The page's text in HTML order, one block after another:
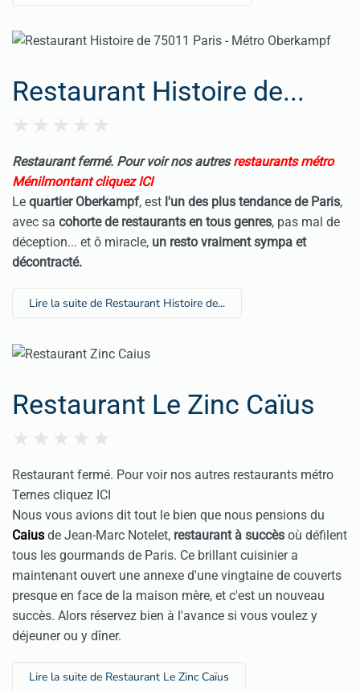
Restaurant Histoire de...
Restaurant fermé. Pour voir nos autresrestaurants métro
Ménilmontant cliquez ICI
Le quartier Oberkampf, est l'un des plus tendance de Paris,
avec sa cohorte de restaurants en tous genres, pas mal de
déception... et ô miracle, un resto vraiment sympa et
décontracté.
Lire la suite de Restaurant Histoire de...
Restaurant Le Zinc Caïus
Restaurant fermé. Pour voir nos autres restaurants métro
Ternes cliquez ICI
Nous vous avions dit tout le bien que nous pensions du
Caius de Jean-Marc Notelet, restaurantà succès où défilent
tous les gourmands de Paris. Ce brillant cuisinier a
maintenant ouvert une annexe d'une vingtaine de couverts
presque en face de la maison mère, et c'est un nouveau
succès. Alors réservez bien à l'avance si vous voulez y
déjeuner ou y dîner.
Lire la suite de Restaurant Le Zinc Caïus